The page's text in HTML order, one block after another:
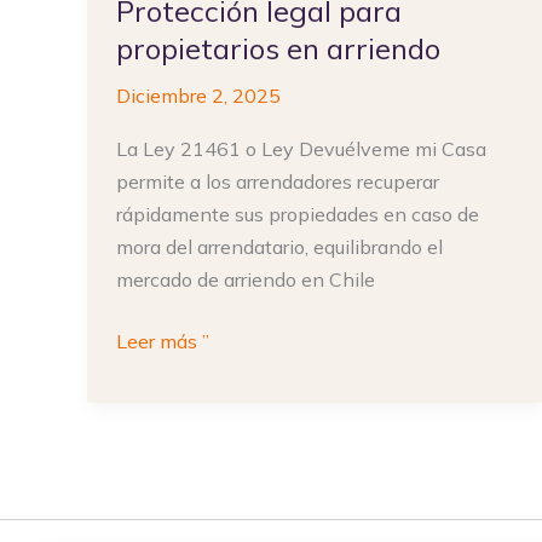
Protección legal para
propietarios en arriendo
Diciembre 2, 2025
La Ley 21461 o Ley Devuélveme mi Casa
permite a los arrendadores recuperar
rápidamente sus propiedades en caso de
mora del arrendatario, equilibrando el
mercado de arriendo en Chile
Leer más ”